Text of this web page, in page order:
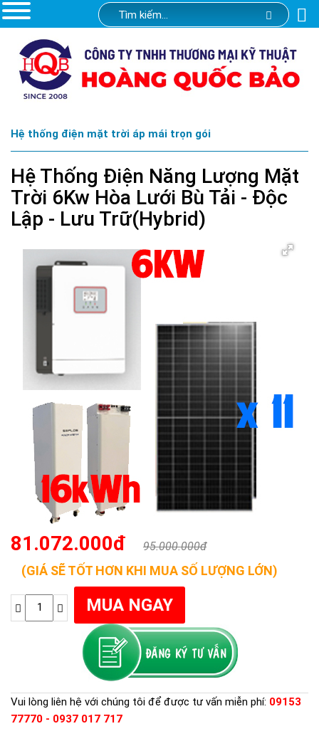
Hệ thống điện mặt trời áp mái trọn gói
Hệ Thống Điện Năng Lượng Mặt
Trời 6Kw Hòa Lưới Bù Tải - Độc
Lập - Lưu Trữ(Hybrid)
81.072.000đ 95.000.000đ
(GIÁ SẼ TỐT HƠN KHI MUA SỐ LƯỢNG LỚN)
Vui lòng liên hệ với chúng tôi để được tư vấn miễn phí: 09153
77770 - 0937 017 717